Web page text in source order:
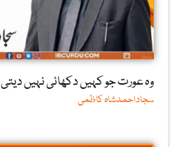
وہ عورت جو کہیں دکھائی نہیں دیتی
سجاداحمدشاہ کاظمی